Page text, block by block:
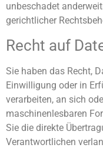
unbeschadet
gerichtlicher
Recht auf
Sie haben das Recht,
Einwilligung oder in
verarbeiten, an sich
maschinenlesbaren
Sie die direkte
Verantwortlichen